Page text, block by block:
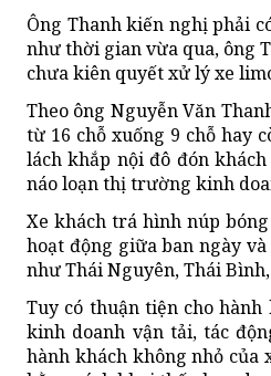
Ông Thanh kiến nghị phải
như thời gian vừa qua, ông
chưa kiên quyết xử lý xe
Theo ông Nguyễn Văn
từ 16 chỗ xuống 9 chỗ hay
lách khắp nội đô đón
náo loạn thị trường kinh
Xe khách trá hình núp
hoạt động giữa ban ngày
như Thái Nguyên, Thái
Tuy có thuận tiện cho
kinh doanh vận tải, tác
hành khách không nhỏ của